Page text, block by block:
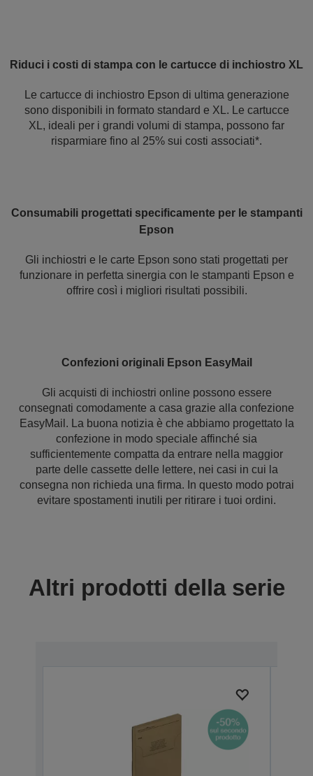
Riduci i costi di stampa con le cartucce di inchiostro XL
Le cartucce di inchiostro Epson di ultima generazione
sono disponibili in formato standard e XL. Le cartucce
XL, ideali per i grandi volumi di stampa, possono far
risparmiare fino al 25% sui costi associati*.
Consumabili progettati specificamente per le stampanti
Epson
Gli inchiostri e le carte Epson sono stati progettati per
funzionare in perfetta sinergia con le stampanti Epson e
offrire così i migliori risultati possibili.
Confezioni originali Epson EasyMail
Gli acquisti di inchiostri online possono essere
consegnati comodamente a casa grazie alla confezione
EasyMail. La buona notizia è che abbiamo progettato la
confezione in modo speciale affinché sia
sufficientemente compatta da entrare nella maggior
parte delle cassette delle lettere, nei casi in cui la
consegna non richieda una firma. In questo modo potrai
evitare spostamenti inutili per ritirare i tuoi ordini.
Altri prodotti della serie